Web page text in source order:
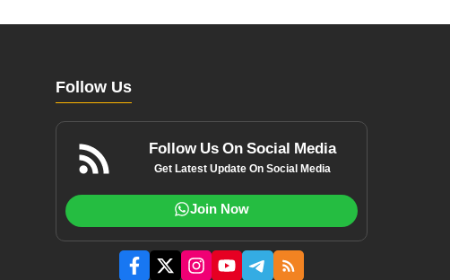
Follow Us
Follow Us On Social Media
Get Latest Update On Social Media
Join Now